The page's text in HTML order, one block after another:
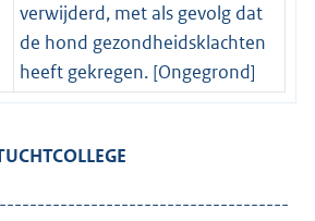
verwijderd, met als gevolg dat
de hond gezondheidsklachten
heeft gekregen. [Ongegrond]